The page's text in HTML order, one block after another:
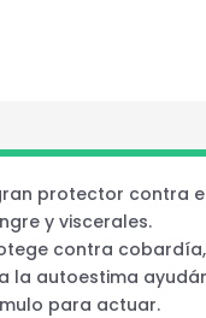
protector contra
y viscerales.
contra
la autoestima
para actuar.